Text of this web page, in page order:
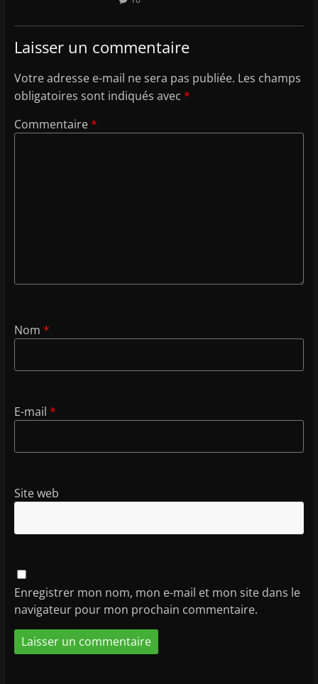
Laisser un commentaire
Votre adresse e-mail ne sera pas publiée. Les champs
obligatoires sont indiqués avec *
Commentaire*
Nom *
E-mail *
Site web
Enregistrer mon nom, mon e-mail et mon site dans le
navigateur pour mon prochain commentaire.